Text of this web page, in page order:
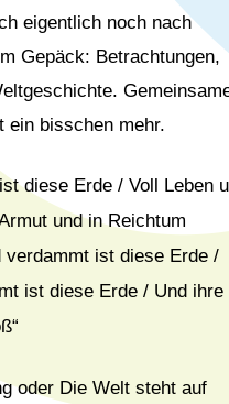
eigentlich noch nach
Gepäck: Betrachtungen,
ein bisschen mehr.
diese Erde / Voll Leben
und in Reichtum
ist diese Erde /
ist diese Erde / Und ihre
oder Die Welt steht auf